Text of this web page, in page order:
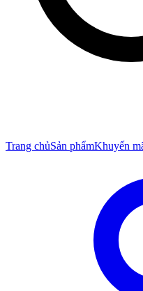
Trang chủSản phẩmKhuyến